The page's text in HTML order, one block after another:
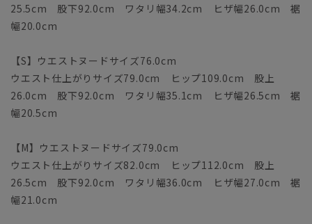
25.5cm 股下92.0cm ワタリ幅34.2cm ヒザ幅26.0cm 裾
幅20.0cm
【S】ウエストヌードサイズ76.0cm
ウエスト仕上がりサイズ79.0cm ヒップ109.0cm 股上
26.0cm 股下92.0cm ワタリ幅35.1cm ヒザ幅26.5cm 裾
幅20.5cm
【M】ウエストヌードサイズ79.0cm
ウエスト仕上がりサイズ82.0cm ヒップ112.0cm 股上
26.5cm 股下92.0cm ワタリ幅36.0cm ヒザ幅27.0cm 裾
幅21.0cm